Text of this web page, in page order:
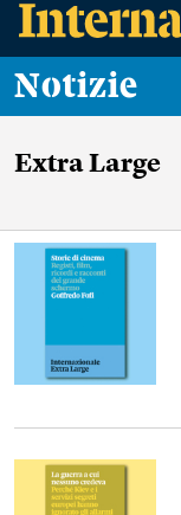
Notizie
Extra Large